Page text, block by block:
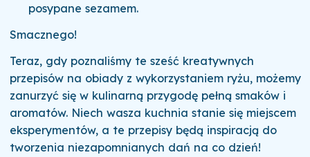
posypane sezamem.
Smacznego!
Teraz, gdy poznaliśmy te sześć kreatywnych
przepisów na obiady z wykorzystaniem ryżu, możemy
zanurzyć się w kulinarną przygodę pełną smaków i
aromatów. Niech wasza kuchnia stanie się miejscem
eksperymentów, a te przepisy będą inspiracją do
tworzenia niezapomnianych dań na co dzień!